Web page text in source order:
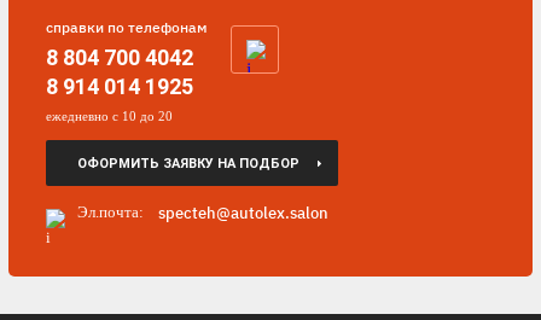
справки по телефонам
8 804 700 4042
8 914 014 1925
ежедневно с 10 до 20
ОФОРМИТЬ ЗАЯВКУ НА ПОДБОР
Эл.почта: specteh@autolex.salon